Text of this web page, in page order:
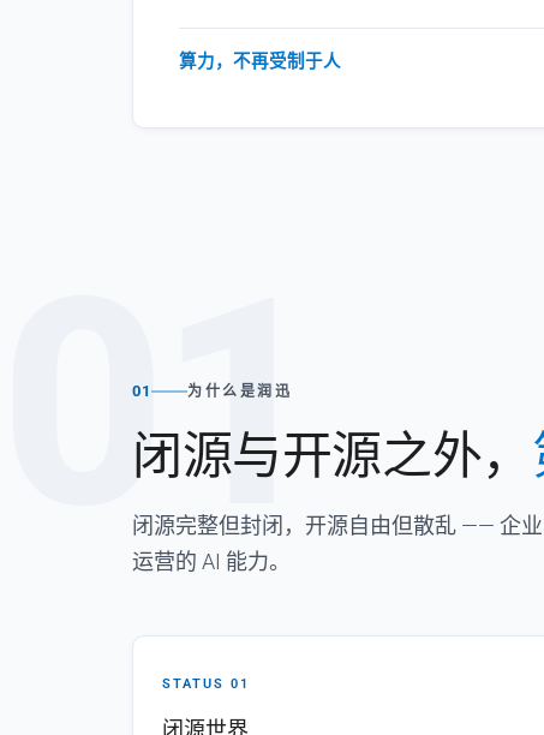
算力，不再受制于人
01
01 为什么是润迅
闭源与开源之外，
闭源完整但封闭，开源自由但散乱 —— 企
运营的 AI 能力。
STATUS 01
闭源世界